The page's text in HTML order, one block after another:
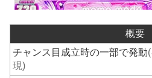
概要
チャンス目成立時の一部で発動
現)